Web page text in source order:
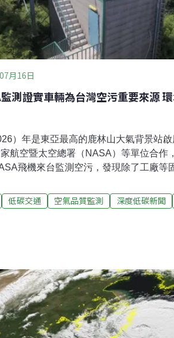
月16日
測證實車輛為台灣空污重要來源
）年是東亞最高的鹿林山大氣背景站
航空暨太空總署（NASA）等單位合作
飛機來台監測空污，發現除了工廠等
）」研討會表示，環境部已經與交通
換等措施，也呼籲地方政府將空污納入
監測等議題。環境部長彭啓明昨日受訪
太空總署（NASA）的飛機探測，發現台
低碳交通 空氣品質監測 深度低碳新聞